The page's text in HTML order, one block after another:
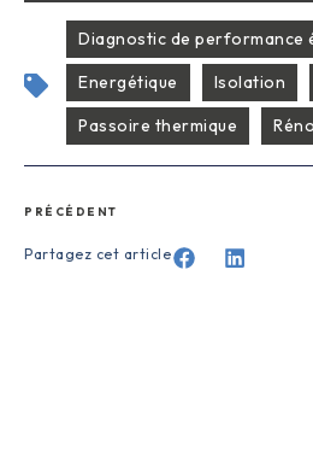
Diagnostic de performance
Energétique
Isolation
Passoire thermique
PRÉCÉDENT
Partagez cet article